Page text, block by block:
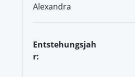
Alexandra
Entstehungsjah
r: